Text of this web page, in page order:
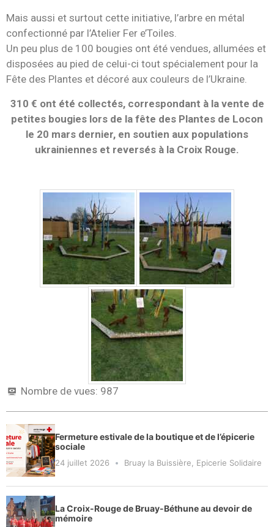
Mais aussi et surtout cette initiative, l’arbre en métal
confectionné par l’Atelier Fer e’Toiles.
Un peu plus de 100 bougies ont été vendues, allumées et
disposées au pied de celui-ci tout spécialement pour la
Fête des Plantes et décoré aux couleurs de l’Ukraine.
310 € ont été collectés, correspondant à la vente de
petites bougies lors de la fête des Plantes de Locon
le 20 mars dernier, en soutien aux populations
ukrainiennes et reversés à la Croix Rouge.
Nombre de vues: 987
Fermeture estivale de la boutique et de l’épicerie
sociale
24 juillet 2026 Bruay la Buissière Epicerie Solidaire
La Croix-Rouge de Bruay-Béthune au devoir de
mémoire